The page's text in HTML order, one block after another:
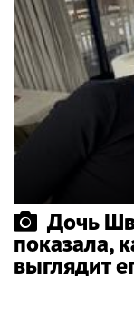
Дочь
показала,
выглядит